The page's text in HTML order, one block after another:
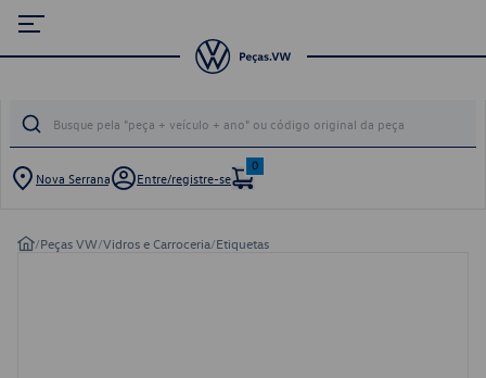
Nova Serrana Entre/registre-se
0
/Peças VW/Vidros e Carroceria/Etiquetas